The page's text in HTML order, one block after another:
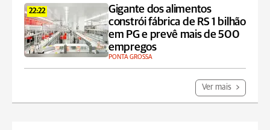
22:22
Gigante dos alimentos
constrói fábrica de RS 1 bilhão
em PG e prevê mais de 500
empregos
PONTA GROSSA
Ver mais